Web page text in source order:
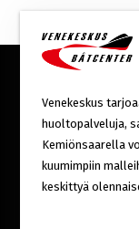
Venekeskus
huoltopalveluja,
Kemiönsaarella
kuumimpiin
keskittyä